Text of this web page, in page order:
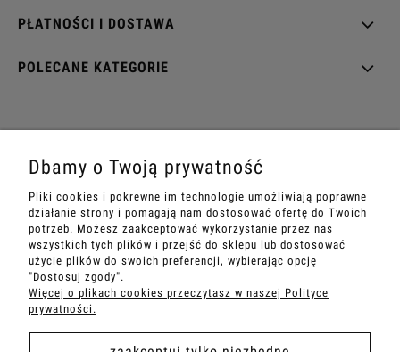
PŁATNOŚCI I DOSTAWA
POLECANE KATEGORIE
EZOTERRA shop
ul. Rynek Wieluński 28
42-202 Częstochowa
Sandra+48 534 199 007
e-mail:sklep@ezoterra.pl
www.ezoterra.pl
Dbamy o Twoją prywatność
Pliki cookies i pokrewne im technologie umożliwiają poprawne
działanie strony i pomagają nam dostosować ofertę do Twoich
potrzeb. Możesz zaakceptować wykorzystanie przez nas
wszystkich tych plików i przejść do sklepu lub dostosować
użycie plików do swoich preferencji, wybierając opcję
"Dostosuj zgody".
Więcej o plikach cookies przeczytasz w naszej Polityce
prywatności.